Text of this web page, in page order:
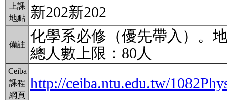
上課
地點
新202新202
備註
化學系必修（優先帶入）。
總人數上限：80人
Ceiba
課程
網頁
http://ceiba.ntu.edu.tw/